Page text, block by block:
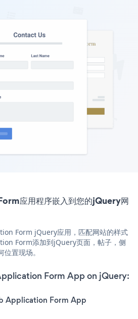
应用程序嵌入到您的jQuery网
Form jQuery应用，匹配网站的样式
Form添加到jQuery页面，帖子，侧
置现场。
Form App on jQuery:
Application Form App